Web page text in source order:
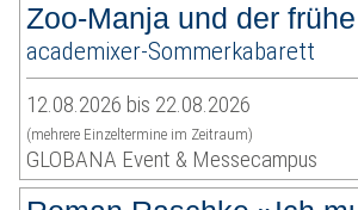
Zoo-Manja und der
academixer-Sommerkabarett
12.08.2026 bis 22.08.2026
(mehrere Einzeltermine im Zeitraum)
GLOBANA Event & Messecampus